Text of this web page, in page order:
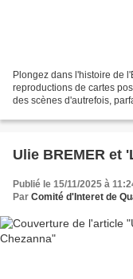
Plongez dans l'histoire de
reproductions de cartes
des scènes d'autrefois,
Ulie BREMER et
Publié le 15/11/2025 à
Par Comité d'Interet de